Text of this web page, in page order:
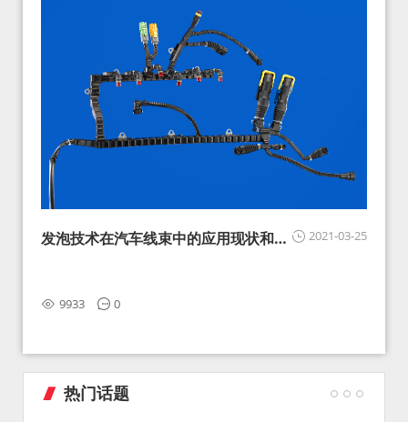
2021-03-25
发泡技术在汽车线束中的应用现状和展
9933 0
热门话题